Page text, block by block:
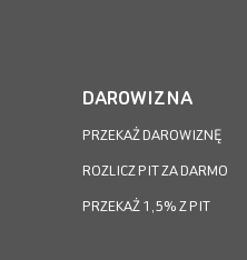
DAROWIZNA
PRZEKAŻ DAROWIZNĘ
ROZLICZ PIT ZA DARMO
PRZEKAŻ 1,5% Z PIT